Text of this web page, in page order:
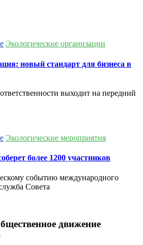
Экологические организации
новый стандарт для бизнеса в
выходит на передний
Экологические мероприятия
более 1200 участников
событию международного
Совета
движение